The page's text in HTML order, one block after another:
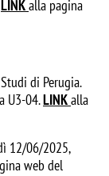
LINKalla pagina
di Perugia.
U3-04.LINKalla
12/06/2025,
web del